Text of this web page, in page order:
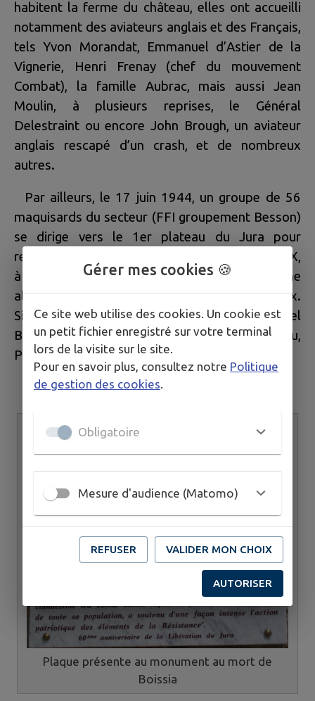
habitent la ferme du château, elles ont accueilli
notamment des aviateurs anglais et des Français,
tels Yvon Morandat, Emmanuel d’Astier de la
Vignerie, Henri Frenay (chef du mouvement
Combat), la famille Aubrac, mais aussi Jean
Moulin, à plusieurs reprises, le Général
Delestraint ou encore John Brough, un aviateur
anglais rescapé d’un crash, et de nombreux
autres.
Par ailleurs, le 17 juin 1944, un groupe de 56
maquisards du secteur (FFI groupement Besson)
se dirige vers le 1er plateau du Jura pour
rejoindre le maquis de l’Ain. Près de CLAIRVAUX,
à BOISSIA, une rencontre avec une colonne
allemande provoque la mort de 15 d'entre eux.
Six étaient de Villevieux: Marcel Blanchot, Marcel
Bon, Joseph Carmantrand, Charles Chalumeau,
Paul Monnot et Roger Vallot.
Plaque présente au monument au mort de
Boissia
Gérer mes cookies 🍪
Ce site web utilise des cookies. Un cookie est
un petit fichier enregistré sur votre terminal
lors de la visite sur le site.
Pour en savoir plus, consultez notre Politique
de gestion des cookies
Obligatoire
Mesure d'audience (Matomo)
REFUSER VALIDER MON CHOIX
AUTORISER